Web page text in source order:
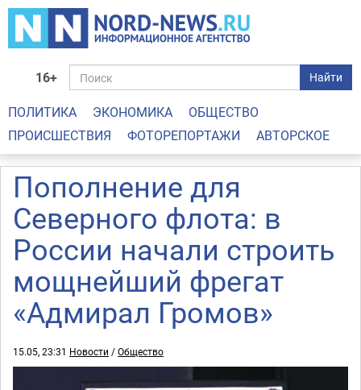
16+ Найти
ПОЛИТИКА ЭКОНОМИКА
ОБЩЕСТВО
ПРОИСШЕСТВИЯ
ФОТОРЕПОРТАЖИ АВТОРСКОЕ
Пополнение для
Северного флота: в
России начали строить
мощнейший фрегат
«Адмирал Громов»
15.05, 23:31 Новости /Общество